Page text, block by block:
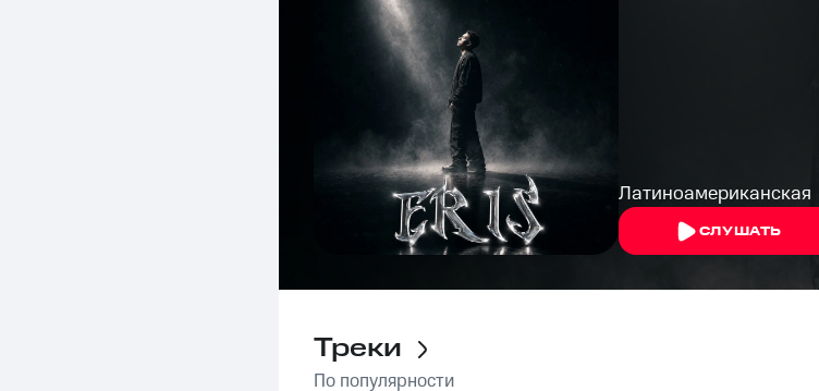
Латиноамериканская
СЛУШАТЬ
Треки
По популярности